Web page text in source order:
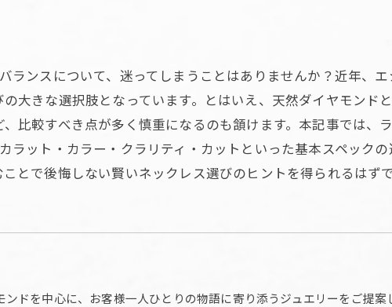
ンスについて、迷ってしまうことはありませんか？近年、
大きな選択肢となっています。とはいえ、天然ダイヤモンド
比較すべき点が多く慎重になるのも頷けます。本記事では、
ット・カラー・クラリティ・カットといった基本スペック
とで後悔しない賢いネックレス選びのヒントを得られるはずで
ドを中心に、お客様一人ひとりの物語に寄り添うジュエリーをご提案